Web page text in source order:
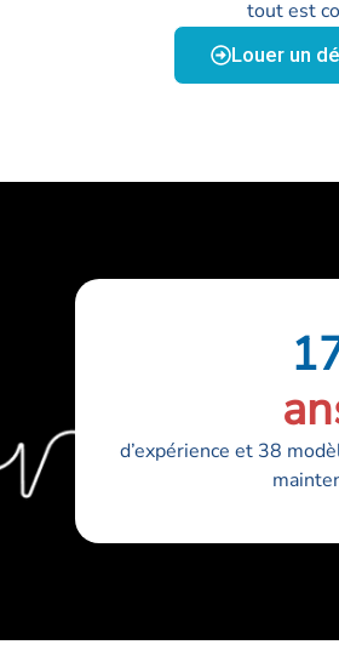
tout est
Louer un
d’expérience et 38